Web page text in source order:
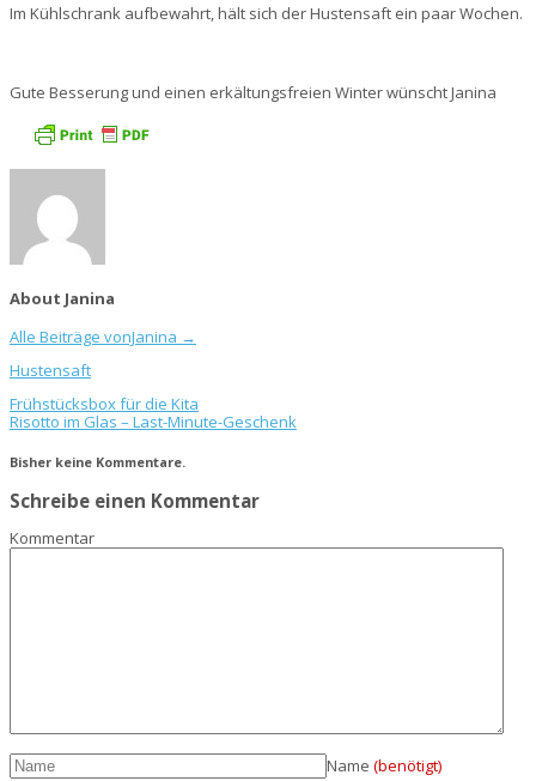
Im Kühlschrank aufbewahrt, hält sich der Hustensaft ein paar Wochen.
Gute Besserung und einen erkältungsfreien Winter wünscht Janina
About Janina
Alle Beiträge vonJanina →
Hustensaft
Frühstücksbox für die Kita
Risotto im Glas – Last-Minute-Geschenk
Bisher keine Kommentare.
Schreibe einen Kommentar
Kommentar
Name (benötigt)